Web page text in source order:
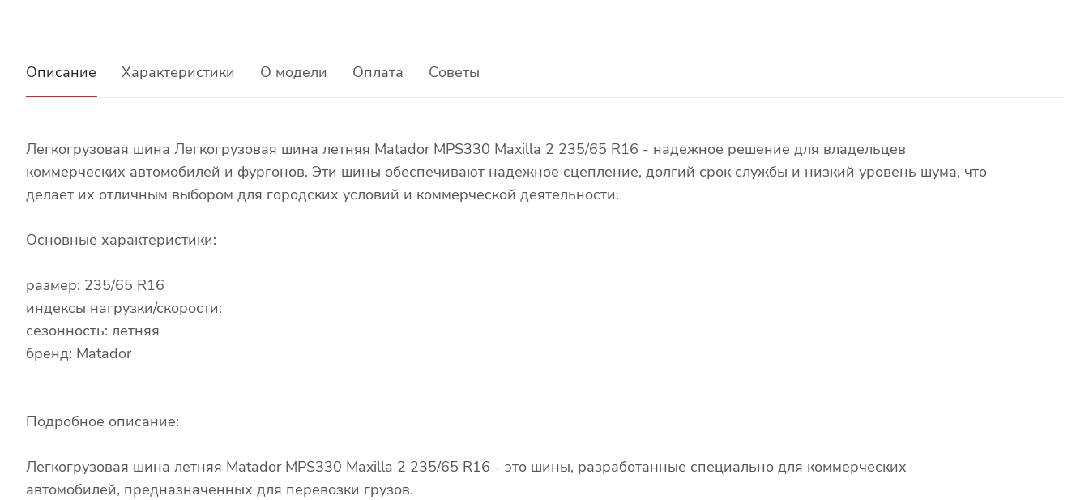
Описание Характеристики О модели Оплата Советы
Легкогрузовая шина Легкогрузовая шина летняя Matador MPS330 Maxilla 2 235/65 R16 - надежное решение для владельцев
коммерческих автомобилей и фургонов. Эти шины обеспечивают надежное сцепление, долгий срок службы и низкий уровень шума, что
делает их отличным выбором для городских условий и коммерческой деятельности.
Основные характеристики:
размер: 235/65 R16
индексы нагрузки/скорости:
сезонность: летняя
бренд: Matador
Подробное описание:
Легкогрузовая шина летняя Matador MPS330 Maxilla 2 235/65 R16 - это шины, разработанные специально для коммерческих
автомобилей, предназначенных для перевозки грузов.